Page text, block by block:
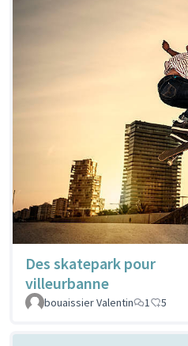
Des skatepark pour
villeurbanne
bouaissier Valentin
1 5